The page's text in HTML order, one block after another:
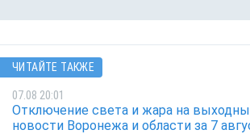
ЧИТАЙТЕ ТАКЖЕ
07.08 20:01
Отключение света и жара на
новости Воронежа и области за 7